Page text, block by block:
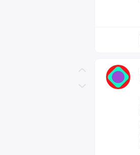
Скролл вверх
Скролл вниз